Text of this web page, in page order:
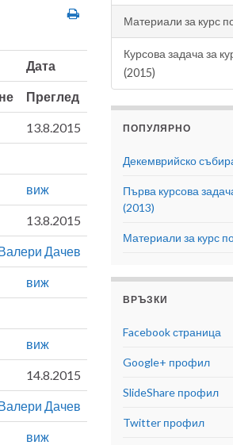
Дата
Преглед
13.8.2015
виж
13.8.2015
Дачев
виж
виж
14.8.2015
Дачев
виж
Материали за курс
Курсова задача за
(2015)
ПОПУЛЯРНО
Декемврийско
Първа курсова
(2013)
Материали за курс
ВРЪЗКИ
Facebook страница
Google+ профил
SlideShare профил
Twitter профил